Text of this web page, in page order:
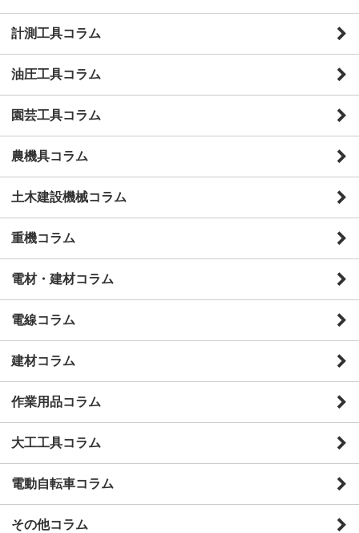
計測工具コラム
油圧工具コラム
園芸工具コラム
農機具コラム
土木建設機械コラム
重機コラム
電材・建材コラム
電線コラム
建材コラム
作業用品コラム
大工工具コラム
電動自転車コラム
その他コラム